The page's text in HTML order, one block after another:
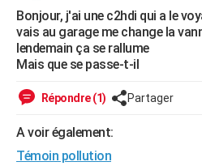
Essais
Réserver un essai
Citadines
Berlines
SUV
Forum auto
+HIGH-TECH
Mobiles
Meilleur smartphone
Internet
Ordinateurs
Jeux vidéo
Guide high-tech
+BRICOLAGE
Forum
Aménagement intérieur
Extérieur
Cuisine
Salle de bains
Jardinage
Rangement
WEEK-END
LIFESTYLE
Art de vivre
Bien-être
Loisirs
Mode
Modes de vie
SANTE
Bonjour, j'ai une c2hdi qui a le
vais au garage me change la
lendemain ça se rallume
Mais que se passe-t-il
Répondre (1) Partager
A voir également:
Témoin pollution